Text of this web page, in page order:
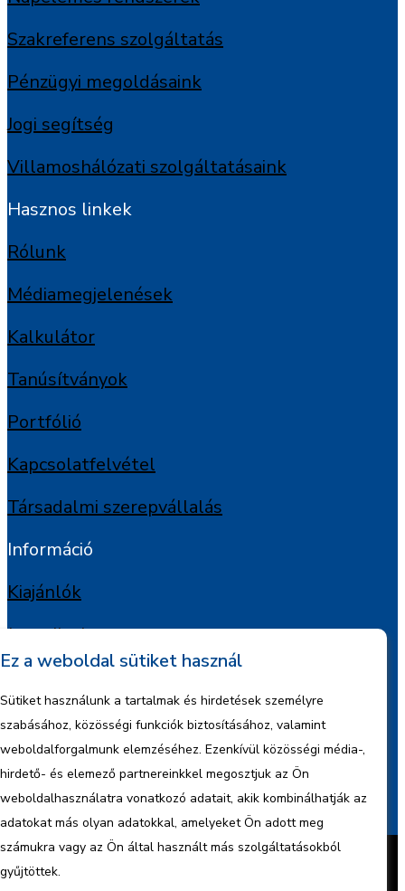
Szakreferens szolgáltatás
Pénzügyi megoldásaink
Jogi segítség
Villamoshálózati szolgáltatásaink
Hasznos linkek
Rólunk
Médiamegjelenések
Kalkulátor
Tanúsítványok
Portfólió
Kapcsolatfelvétel
Társadalmi szerepvállalás
Információ
Kiajánlók
Jognyilatkozat
Adatkezelési tájékoztató
Céginformáció
Jelentések
Készítette:BonsAI HorizON Kft.
Minden jog fenntartva – 2026 © ENCO
Ez a weboldal sütiket használ
Sütiket használunk a tartalmak és hirdetések személyre
szabásához, közösségi funkciók biztosításához, valamint
weboldalforgalmunk elemzéséhez. Ezenkívül közösségi média-,
hirdető- és elemező partnereinkkel megosztjuk az Ön
weboldalhasználatra vonatkozó adatait, akik kombinálhatják az
adatokat más olyan adatokkal, amelyeket Ön adott meg
számukra vagy az Ön által használt más szolgáltatásokból
gyűjtöttek.